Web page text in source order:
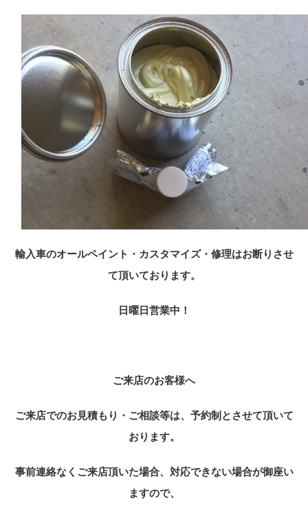
輸入車のオールペイント・カスタマイズ・修理はお断りさせ
て頂いております。
日曜日営業中！
ご来店のお客様へ
ご来店でのお見積もり・ご相談等は、予約制とさせて頂いて
おります。
事前連絡なくご来店頂いた場合、対応できない場合が御座い
ますので、